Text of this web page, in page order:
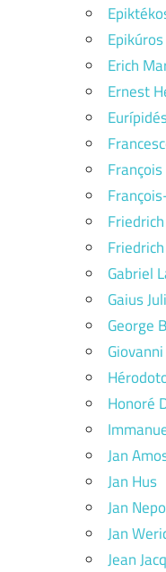
Erich
Ernest
Gabriel
Gaius
George
Honoré
Jan
Jan Hus
Jan
Jan
Jean